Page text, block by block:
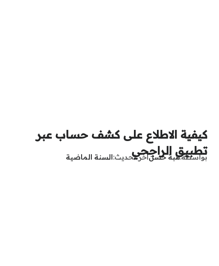
كيفية الاطلاع على كشف حساب عبر
تطبيق الراجحي
بواسطةهبة حسنآخر تحديث السنة الماضية